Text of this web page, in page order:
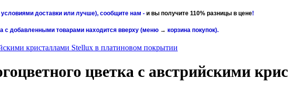
доставки или лучше), сообщите нам - и вы получите 110% разницы в цене!
с добавленными товарами находится вверху (меню → корзина покупок).
кристаллами Stellux в платиновом покрытии
цветка с австрийскими